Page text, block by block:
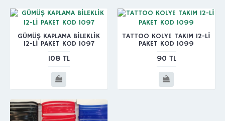
GÜMÜŞ KAPLAMA BİLEKLİK
12-Lİ PAKET KOD 1097
108 TL
TATTOO KOLYE TAKIM 12-Lİ
PAKET KOD 1099
90 TL